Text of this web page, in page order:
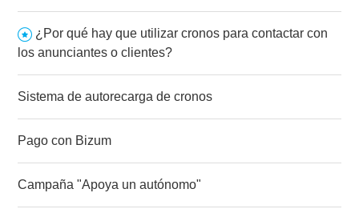
¿Por qué hay que utilizar cronos para contactar con
los anunciantes o clientes?
Sistema de autorecarga de cronos
Pago con Bizum
Campaña "Apoya un autónomo"